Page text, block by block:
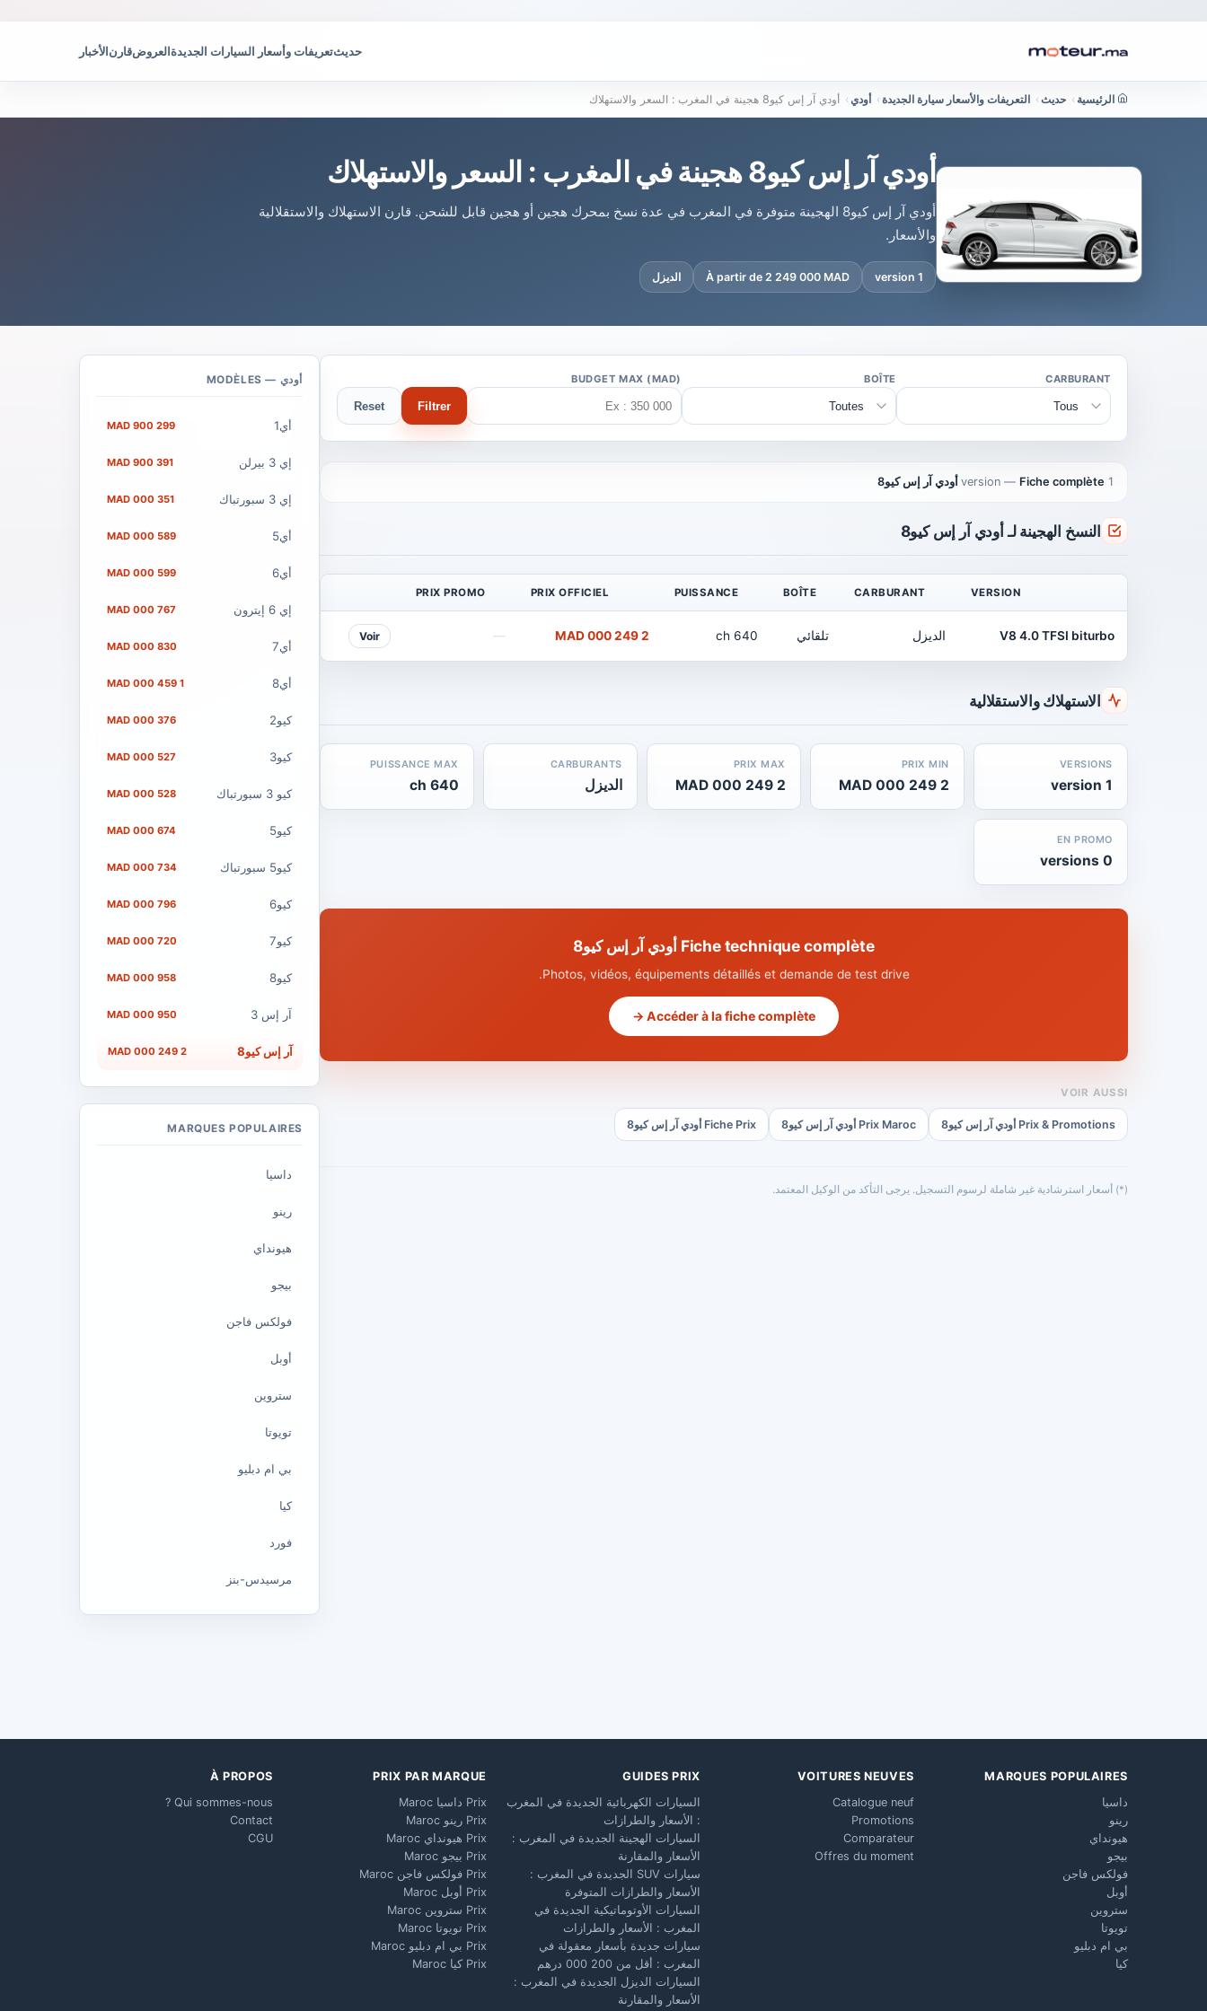
حديثتعريفات وأسعار السيارات الجديدةالعروضقارنالأخبار
الرئيسية › حديث › التعريفات والأسعار سيارة الجديدة › أودي › أودي آر إس كيو8 هجينة في المغرب : السعر والاستهلاك
أودي آر إس كيو8 هجينة في المغرب : السعر والاستهلاك
أودي آر إس كيو8 الهجينة متوفرة في المغرب في عدة نسخ بمحرك هجين أو هجين قابل للشحن. قارن الاستهلاك والاستقلالية
والأسعار.
1 version
À partir de 2 249 000 MAD الديزل
CARBURANT
BOÎTE
BUDGET MAX (MAD)
Filtrer
Reset
1 version
— Fiche complète أودي آر إس كيو8
النسخ الهجينة لـ أودي آر إس كيو8
VERSION
CARBURANT
BOÎTE
PUISSANCE
PRIX OFFICIEL
PRIX PROMO
V8 4.0 TFSI biturbo الديزل تلقائي 640 ch
2 249 000 MAD
—
Voir
الاستهلاك والاستقلالية
VERSIONS
1 version
PRIX MIN
2 249 000 MAD
PRIX MAX
2 249 000 MAD
CARBURANTS
الديزل
PUISSANCE MAX
640 ch
EN PROMO
0 versions
Fiche technique complète أودي آر إس كيو8
Photos, vidéos, équipements détaillés et demande de test drive.
Accéder à la fiche complète →
VOIR AUSSI
Prix & Promotions أودي آر إس كيو8 Prix Maroc أودي آر إس كيو8 Fiche Prix أودي آر إس كيو8
(*) أسعار استرشادية غير شاملة لرسوم التسجيل. يرجى التأكد من الوكيل المعتمد.
أودي — MODÈLES
أي1 299 900 MAD
إي 3 بيرلن 391 900 MAD
إي 3 سبورتباك 351 000 MAD
أي5 589 000 MAD
أي6 599 000 MAD
إي 6 إيترون 767 000 MAD
أي7 830 000 MAD
أي8 1 459 000 MAD
كيو2 376 000 MAD
كيو3 527 000 MAD
كيو 3 سبورتباك 528 000 MAD
كيو5 674 000 MAD
كيو5 سبورتباك 734 000 MAD
كيو6 796 000 MAD
كيو7 720 000 MAD
كيو8 958 000 MAD
آر إس 3 950 000 MAD
آر إس كيو8 2 249 000 MAD
MARQUES POPULAIRES
داسيا
رينو
هيونداي
بيجو
فولكس فاجن
أوبل
ستروين
تويوتا
بي ام دبليو
كيا
فورد
مرسيدس-بنز
MARQUES POPULAIRES
داسيا
رينو
هيونداي
بيجو
فولكس فاجن
أوبل
ستروين
تويوتا
بي ام دبليو
كيا
VOITURES NEUVES
Catalogue neuf
Promotions
Comparateur
Offres du moment
GUIDES PRIX
السيارات الكهربائية الجديدة في المغرب
: الأسعار والطرازات
السيارات الهجينة الجديدة في المغرب :
الأسعار والمقارنة
سيارات SUV الجديدة في المغرب :
الأسعار والطرازات المتوفرة
السيارات الأوتوماتيكية الجديدة في
المغرب : الأسعار والطرازات
سيارات جديدة بأسعار معقولة في
المغرب : أقل من 200 000 درهم
السيارات الديزل الجديدة في المغرب :
الأسعار والمقارنة
PRIX PAR MARQUE
Prix داسيا Maroc
Prix رينو Maroc
Prix هيونداي Maroc
Prix بيجو Maroc
Prix فولكس فاجن Maroc
Prix أوبل Maroc
Prix ستروين Maroc
Prix تويوتا Maroc
Prix بي ام دبليو Maroc
Prix كيا Maroc
À PROPOS
Qui sommes-nous ?
Contact
CGU